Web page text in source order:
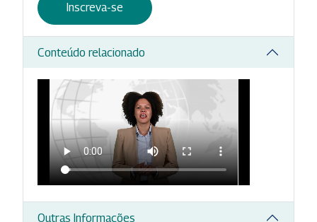
Inscreva-se
Conteúdo relacionado
Outras Informações